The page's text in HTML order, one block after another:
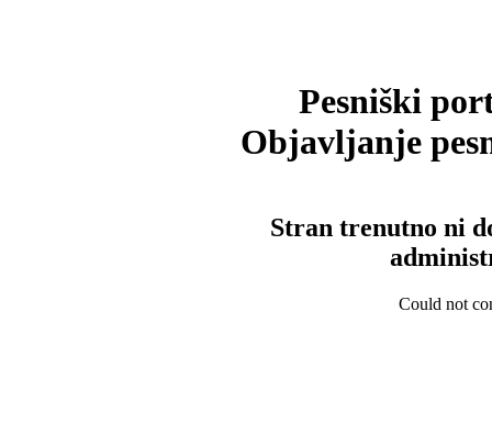
Pesniški
Objavljanje
Stran trenutno ni
Could not